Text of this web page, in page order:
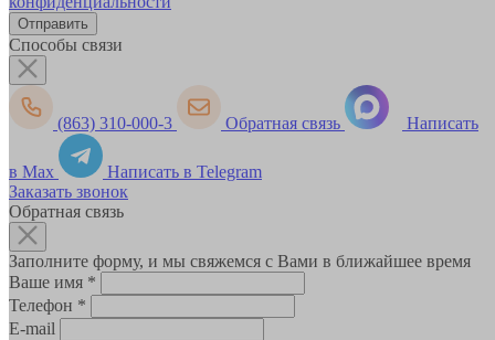
Способы связи
(863) 310-000-3 Обратная связь Написать
в Max
Написать в Telegram
Заказать звонок
Обратная связь
Заполните форму, и мы свяжемся с Вами в ближайшее время
Ваше имя *
Телефон *
E-mail